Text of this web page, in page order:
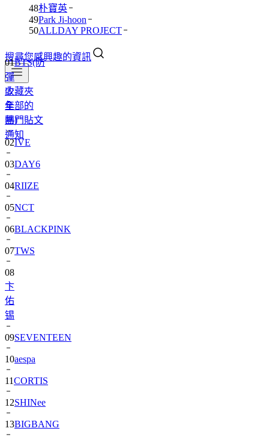
48朴寶英
49Park Ji-hoon
50ALLDAY PROJECT
搜尋您感興趣的資訊
收藏夾
全部的
熱門貼文
通知
01BTS(防
彈
少
年
團)
02IVE
03DAY6
04RIIZE
05NCT
06BLACKPINK
07TWS
08
卞
佑
锡
09SEVENTEEN
10aespa
11CORTIS
12SHINee
13BIGBANG